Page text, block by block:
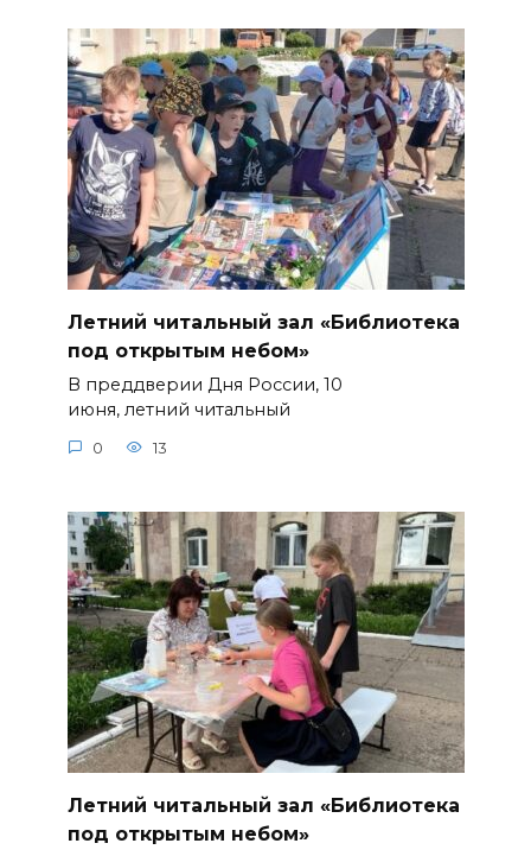
Летний читальный зал «Библиотека
под открытым небом»
В преддверии Дня России, 10
июня, летний читальный
0 13
Летний читальный зал «Библиотека
под открытым небом»